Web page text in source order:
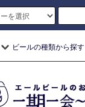
ビールの種類から探す